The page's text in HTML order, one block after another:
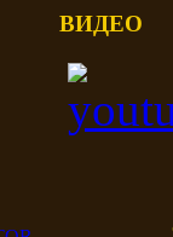
ВИДЕО